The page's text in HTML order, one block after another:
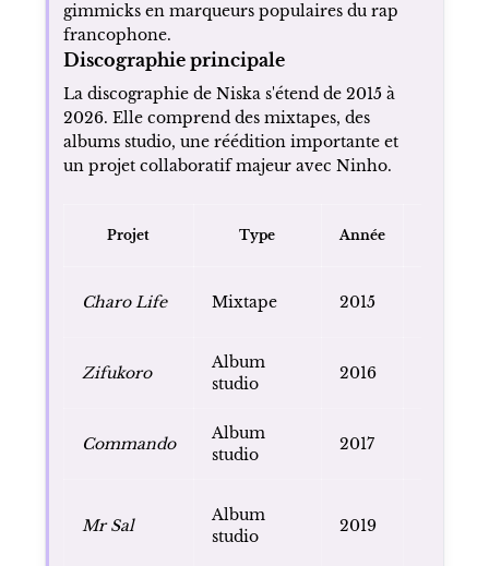
gimmicks en marqueurs populaires du rap
francophone.
Discographie principale
La discographie de Niska s'étend de 2015 à
2026. Elle comprend des mixtapes, des
albums studio, une réédition importante et
un projet collaboratif majeur avec Ninho.
Projet Type Année
Charo Life Mixtape 2015
Zifukoro
Album
studio
2016
Commando
Album
studio
2017
Mr Sal
Album
studio
2019